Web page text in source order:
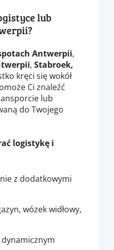
lub
Antwerpii,
, Stabroek,
kręci się wokół
Ci znaleźć
lub
do Twojego
logistykę i
z dodatkowymi
wózek widłowy,
dynamicznym